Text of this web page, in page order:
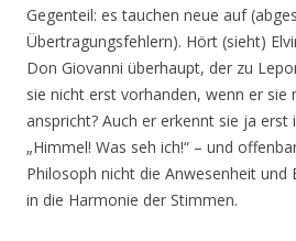
Gegenteil: es tauchen neue auf
Übertragungsfehlern). Hört (sieht)
Don Giovanni überhaupt, der zu
sie nicht erst vorhanden, wenn er sie
anspricht? Auch er erkennt sie ja erst
„Himmel! Was seh ich!“ – und
Philosoph nicht die Anwesenheit und
in die Harmonie der Stimmen.